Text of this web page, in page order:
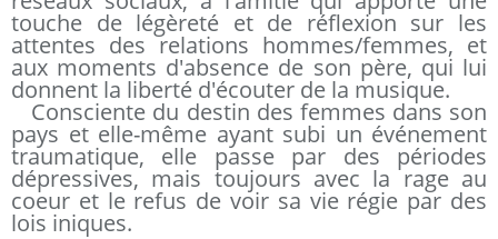
touche de légèreté et de réflexion sur les
attentes des relations hommes/femmes, et
aux moments d'absence de son père, qui lui
donnent la liberté d'écouter de la musique.
Consciente du destin des femmes dans son
pays et elle-même ayant subi un événement
traumatique, elle passe par des périodes
dépressives, mais toujours avec la rage au
coeur et le refus de voir sa vie régie par des
lois iniques.